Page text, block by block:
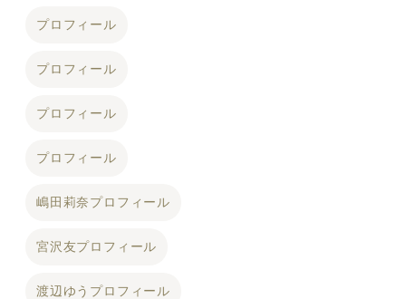
プロフィール
プロフィール
プロフィール
プロフィール
嶋田莉奈プロフィール
宮沢友プロフィール
渡辺ゆうプロフィール